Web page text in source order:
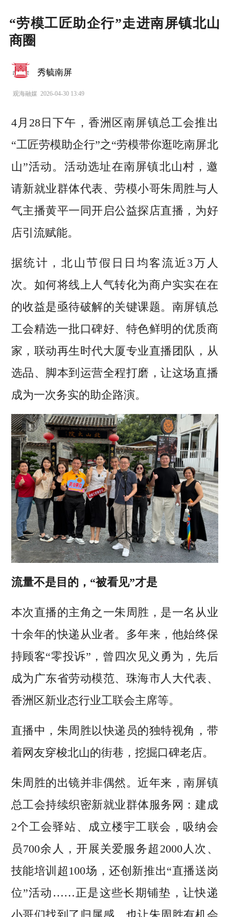
“劳模工匠助企行”走进南屏镇北山
商圈
秀毓南屏
观海融媒 2026-04-30 13:49
4月28日下午，香洲区南屏镇总工会推出
“工匠劳模助企行”之“劳模带你逛吃南屏北
山”活动。活动选址在南屏镇北山村，邀
请新就业群体代表、劳模小哥朱周胜与人
气主播黄平一同开启公益探店直播，为好
店引流赋能。
据统计，北山节假日日均客流近3万人
次。如何将线上人气转化为商户实实在在
的收益是亟待破解的关键课题。南屏镇总
工会精选一批口碑好、特色鲜明的优质商
家，联动再生时代大厦专业直播团队，从
选品、脚本到运营全程打磨，让这场直播
成为一次务实的助企路演。
流量不是目的，“被看见”才是
本次直播的主角之一朱周胜，是一名从业
十余年的快递从业者。多年来，他始终保
持顾客“零投诉”，曾四次见义勇为，先后
成为广东省劳动模范、珠海市人大代表、
香洲区新业态行业工联会主席等。
直播中，朱周胜以快递员的独特视角，带
着网友穿梭北山的街巷，挖掘口碑老店。
朱周胜的出镜并非偶然。近年来，南屏镇
总工会持续织密新就业群体服务网：建成
2个工会驿站、成立楼宇工联会，吸纳会
员700余人，开展关爱服务超2000人次、
技能培训超100场，还创新推出“直播送岗
位”活动……正是这些长期铺垫，让快递